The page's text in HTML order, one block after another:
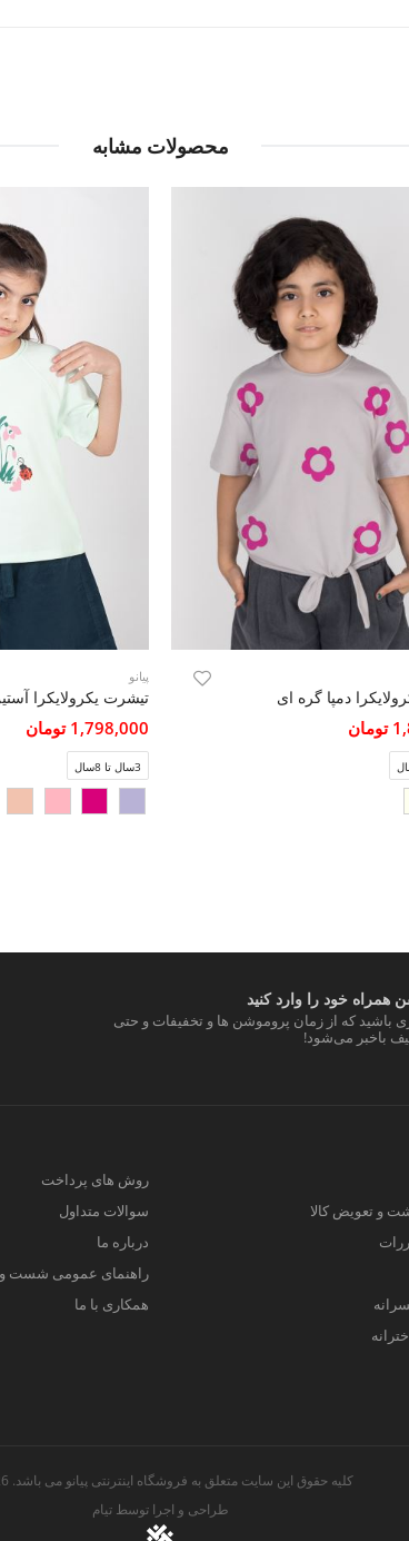
محصولات مشابه
دمپا گره ای
پیانو
تیشرت یکرولایکرا
1,798,000 تومان
3سال تا 8سال
همراه خود را وارد کنید
باشید که از زمان پروموشن ها و تخفیفات و حتی
باخبر می‌شود!
و تعویض کالا
روش های پرداخت
سوالات متداول
درباره ما
راهنمای عمومی شست
همکاری با ما
کلیه حقوق این سایت متعلق به فروشگاه اینترنتی پیانو می باشد. 2026©
طراحی و اجرا توسطتیام